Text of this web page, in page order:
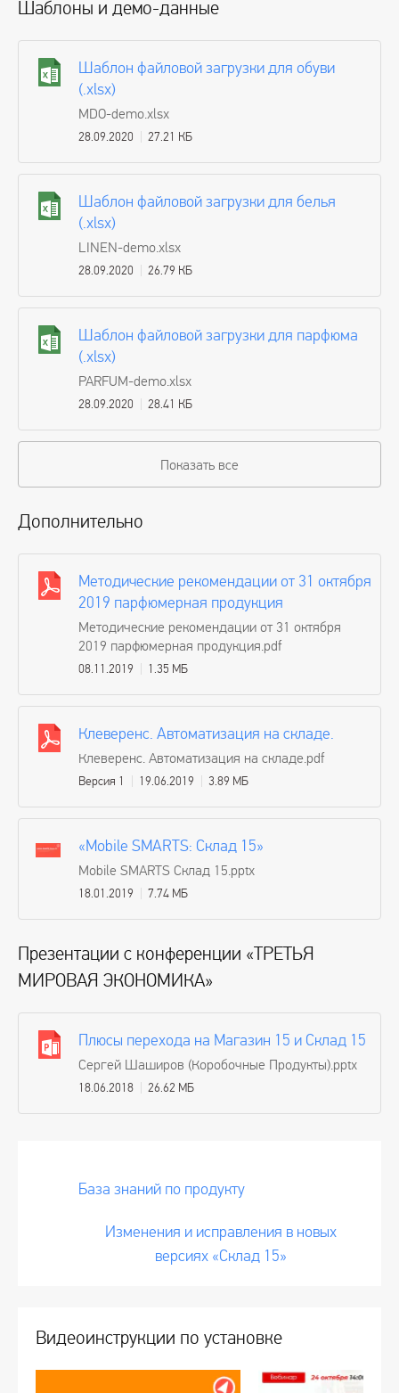
Шаблоны и демо-данные
Шаблон файловой загрузки для обуви
(.xlsx)
MDO-demo.xlsx
28.09.2020 27.21 КБ
Шаблон файловой загрузки для белья
(.xlsx)
LINEN-demo.xlsx
28.09.2020 26.79 КБ
Шаблон файловой загрузки для парфюма
(.xlsx)
PARFUM-demo.xlsx
28.09.2020 28.41 КБ
Показать все
Дополнительно
Методические рекомендации от 31 октября
2019 парфюмерная продукция
Методические рекомендации от 31 октября
2019 парфюмерная продукция.pdf
08.11.2019 1.35 МБ
Клеверенс. Автоматизация на складе.
Клеверенс. Автоматизация на складе.pdf
Версия 1 19.06.2019 3.89 МБ
«Mobile SMARTS: Склад 15»
Mobile SMARTS Склад 15.pptx
18.01.2019 7.74 МБ
Презентации с конференции «ТРЕТЬЯ
МИРОВАЯ ЭКОНОМИКА»
Плюсы перехода на Магазин 15 и Склад 15
Сергей Шаширов (Коробочные Продукты).pptx
18.06.2018 26.62 МБ
База знаний по продукту
Изменения и исправления в новых
версиях «Склад 15»
Видеоинструкции по установке